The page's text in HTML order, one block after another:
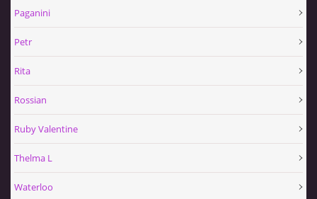
Paganini
Petr
Rita
Rossian
Ruby Valentine
Thelma L
Waterloo